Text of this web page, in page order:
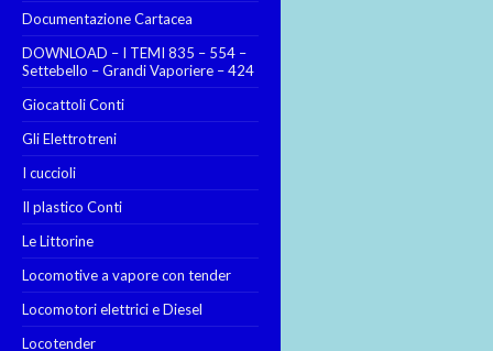
Documentazione Cartacea
DOWNLOAD – I TEMI 835 – 554 –
Settebello – Grandi Vaporiere – 424
Giocattoli Conti
Gli Elettrotreni
I cuccioli
Il plastico Conti
Le Littorine
Locomotive a vapore con tender
Locomotori elettrici e Diesel
Locotender